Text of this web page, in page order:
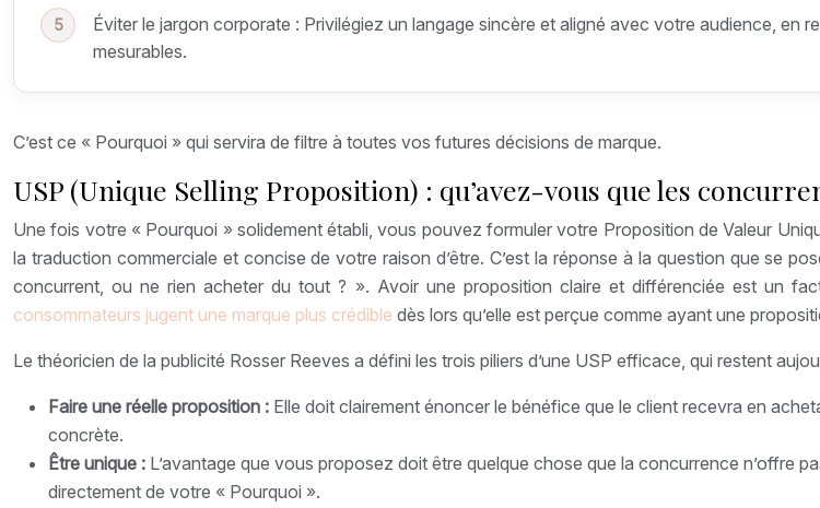
Éviter le jargon corporate : Privilégiez un langage sincère et aligné avec votre audience, en
mesurables.
C’est ce « Pourquoi » qui servira de filtre à toutes vos futures décisions de marque.
USP (Unique Selling Proposition) : qu’avez-vous que les
Une fois votre « Pourquoi » solidement établi, vous pouvez formuler votre Proposition de Valeur
la traduction commerciale et concise de votre raison d’être. C’est la réponse à la question que se
concurrent, ou ne rien acheter du tout ? ». Avoir une proposition claire et différenciée est un
consommateurs jugent une marque plus crédible dès lors qu’elle est perçue comme ayant une
Le théoricien de la publicité Rosser Reeves a défini les trois piliers d’une USP efficace, qui restent
Faire une réelle proposition : Elle doit clairement énoncer le bénéfice que le client recevra en
concrète.
Être unique : L’avantage que vous proposez doit être quelque chose que la concurrence n’offre
directement de votre « Pourquoi ».